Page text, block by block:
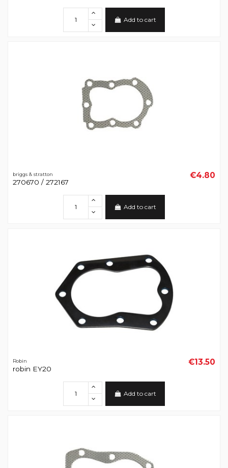
Add to cart
briggs & stratton
270670 / 272167
€4.80
Add to cart
Robin
robin EY20
€13.50
Add to cart